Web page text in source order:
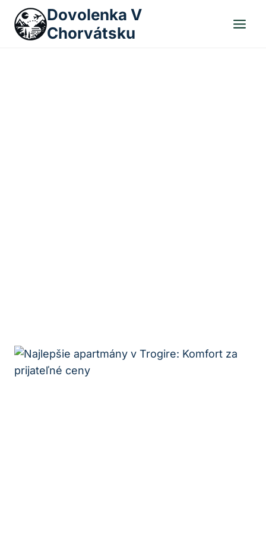
content
Dovolenka V
Chorvátsku